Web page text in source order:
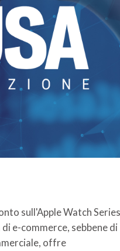
sull'Apple Watch Series
e-commerce, sebbene di
offre